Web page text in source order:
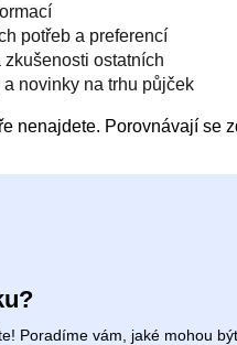
potřeb a preferencí
ostatních
novinky na trhu půjček
nenajdete. Porovnávají se
Poradíme vám, jaké mohou